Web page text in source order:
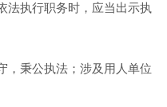
法执行职务时，应当出示执
，秉公执法；涉及用人单位